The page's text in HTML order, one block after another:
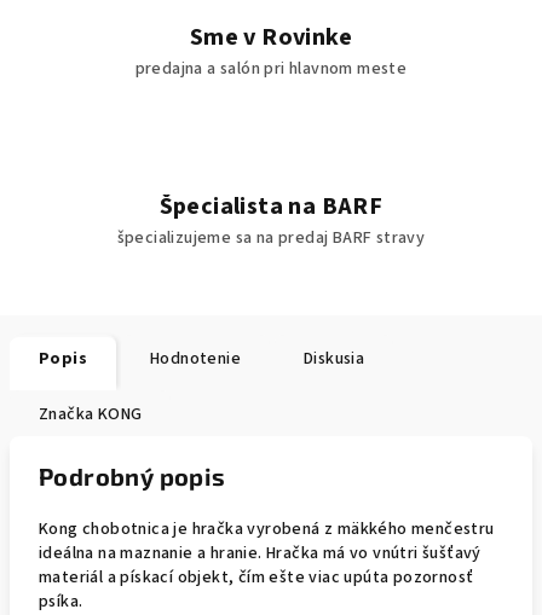
Sme v Rovinke
predajna a salón pri hlavnom meste
Špecialista na BARF
špecializujeme sa na predaj BARF stravy
Popis Hodnotenie Diskusia
Značka KONG
Podrobný popis
Kong chobotnica je hračka vyrobená z mäkkého menčestru
ideálna na maznanie a hranie. Hračka má vo vnútri šušťavý
materiál a pískací objekt, čím ešte viac upúta pozornosť
psíka.